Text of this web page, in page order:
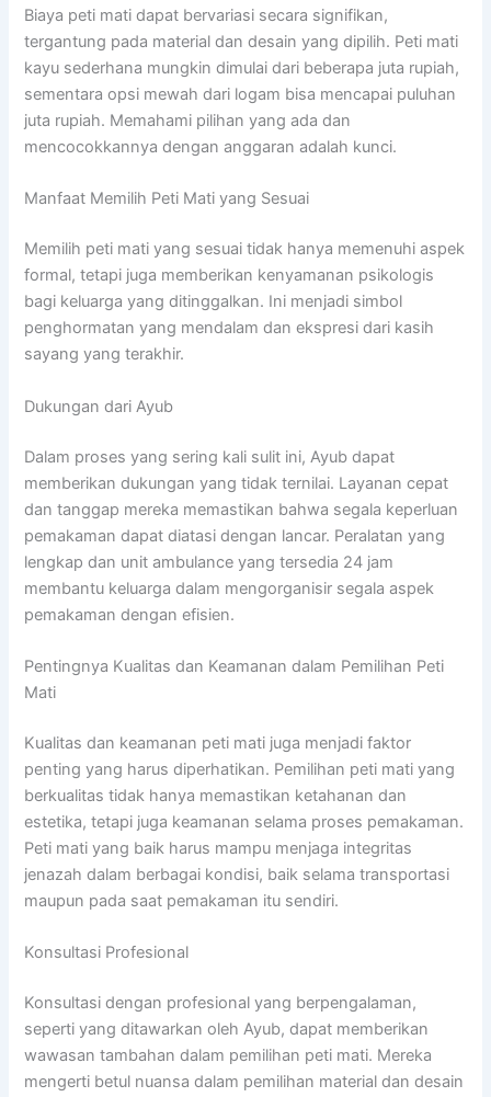
Biaya peti mati dapat bervariasi secara signifikan,
tergantung pada material dan desain yang dipilih. Peti mati
kayu sederhana mungkin dimulai dari beberapa juta rupiah,
sementara opsi mewah dari logam bisa mencapai puluhan
juta rupiah. Memahami pilihan yang ada dan
mencocokkannya dengan anggaran adalah kunci.
Manfaat Memilih Peti Mati yang Sesuai
Memilih peti mati yang sesuai tidak hanya memenuhi aspek
formal, tetapi juga memberikan kenyamanan psikologis
bagi keluarga yang ditinggalkan. Ini menjadi simbol
penghormatan yang mendalam dan ekspresi dari kasih
sayang yang terakhir.
Dukungan dari Ayub
Dalam proses yang sering kali sulit ini, Ayub dapat
memberikan dukungan yang tidak ternilai. Layanan cepat
dan tanggap mereka memastikan bahwa segala keperluan
pemakaman dapat diatasi dengan lancar. Peralatan yang
lengkap dan unit ambulance yang tersedia 24 jam
membantu keluarga dalam mengorganisir segala aspek
pemakaman dengan efisien.
Pentingnya Kualitas dan Keamanan dalam Pemilihan Peti
Mati
Kualitas dan keamanan peti mati juga menjadi faktor
penting yang harus diperhatikan. Pemilihan peti mati yang
berkualitas tidak hanya memastikan ketahanan dan
estetika, tetapi juga keamanan selama proses pemakaman.
Peti mati yang baik harus mampu menjaga integritas
jenazah dalam berbagai kondisi, baik selama transportasi
maupun pada saat pemakaman itu sendiri.
Konsultasi Profesional
Konsultasi dengan profesional yang berpengalaman,
seperti yang ditawarkan oleh Ayub, dapat memberikan
wawasan tambahan dalam pemilihan peti mati. Mereka
mengerti betul nuansa dalam pemilihan material dan desain